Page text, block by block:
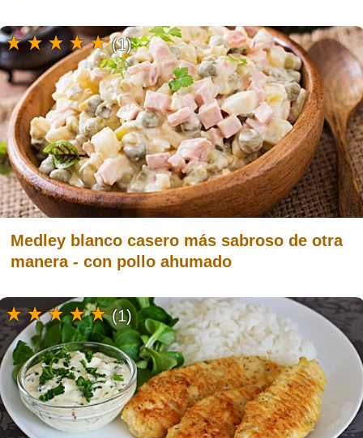
Medley blanco casero más sabroso de otra
manera - con pollo ahumado
(1)
(1)